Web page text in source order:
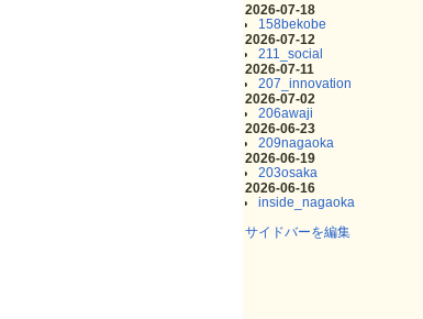
2026-07-18
158bekobe
2026-07-12
211_social
2026-07-11
207_innovation
2026-07-02
206awaji
2026-06-23
209nagaoka
2026-06-19
203osaka
2026-06-16
inside_nagaoka
サイドバーを編集